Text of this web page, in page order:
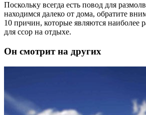
Поскольку всегда есть повод для
находимся далеко от дома, обратите
10 причин, которые являются наиболее
для ссор на отдыхе.
Он смотрит на других